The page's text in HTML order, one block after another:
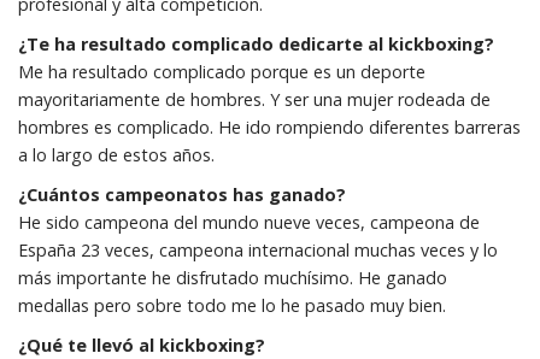
¿Te ha resultado complicado dedicarte al kickboxing?
Me ha resultado complicado porque es un deporte
mayoritariamente de hombres. Y ser una mujer rodeada de
hombres es complicado. He ido rompiendo diferentes barreras
a lo largo de estos años.
¿Cuántos campeonatos has ganado?
He sido campeona del mundo nueve veces, campeona de
España 23 veces, campeona internacional muchas veces y lo
más importante he disfrutado muchísimo. He ganado
medallas pero sobre todo me lo he pasado muy bien.
¿Qué te llevó al kickboxing?